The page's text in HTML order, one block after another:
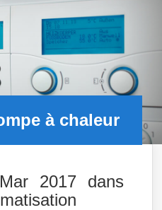
à chaleur
2017 dans